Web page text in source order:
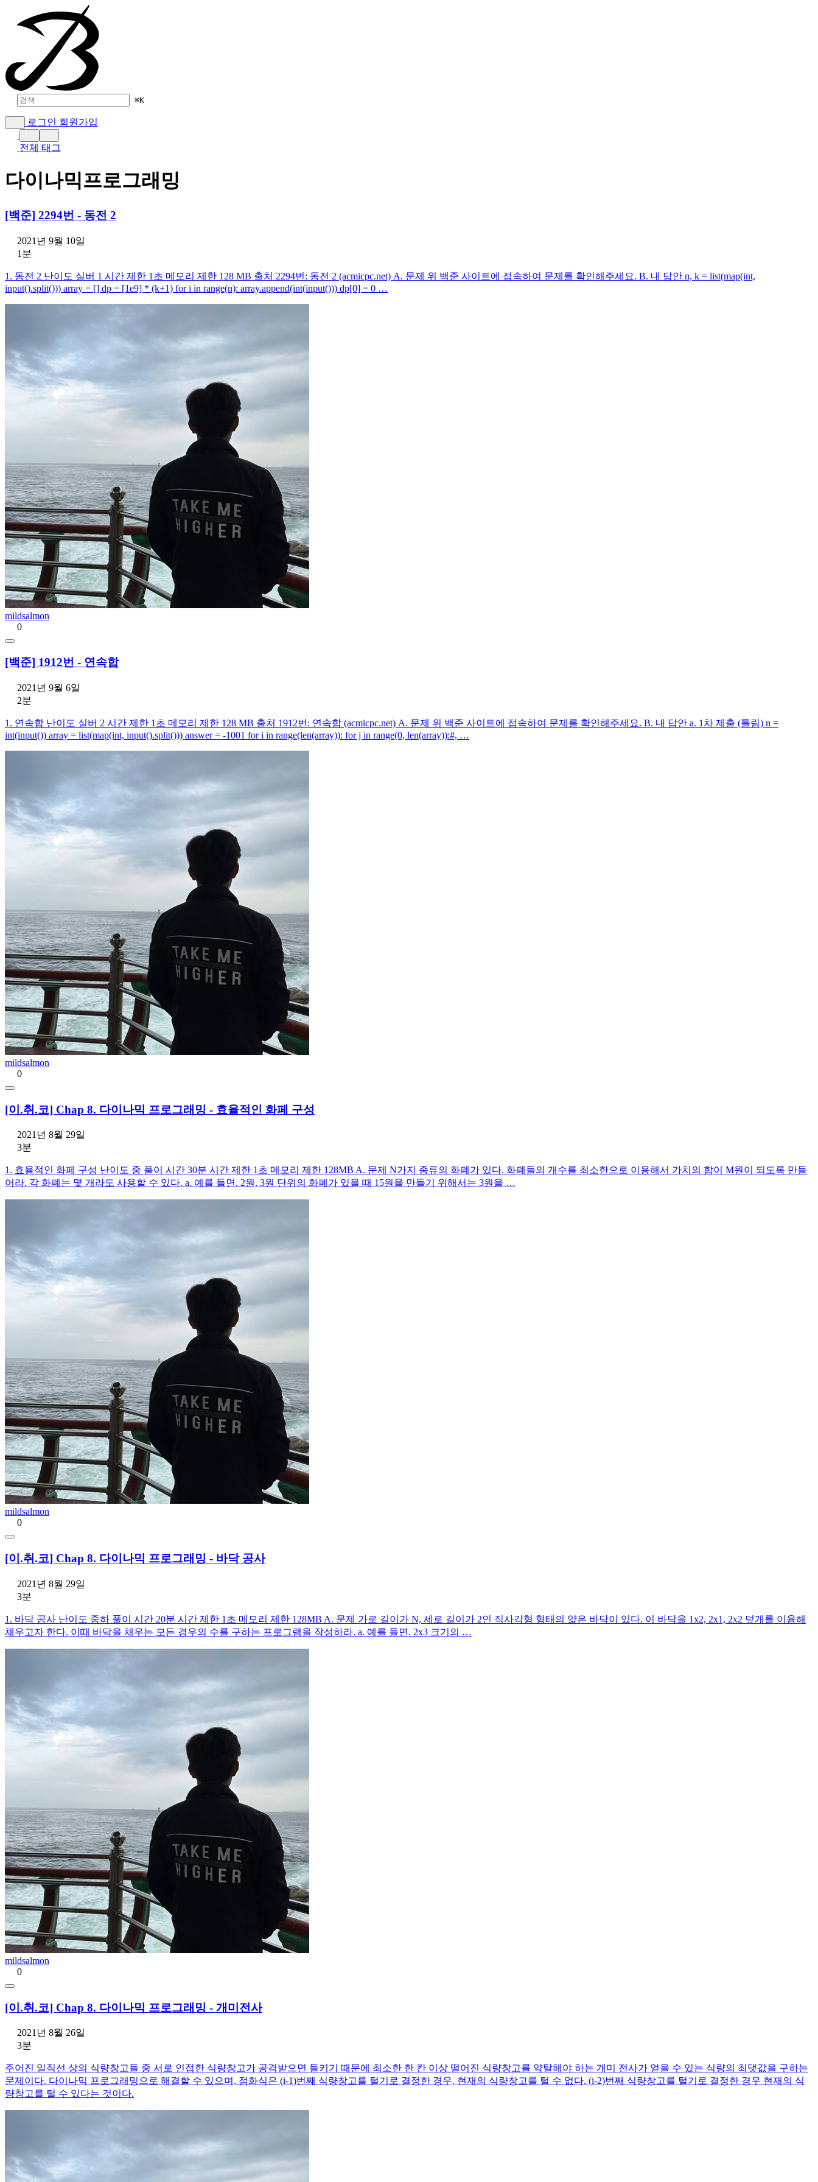
⌘K
로그인 회원가입
전체 태그
다이나믹프로그래밍
[백준] 2294번 - 동전 2
2021년 9월 10일
1분
1. 동전 2 난이도 실버 1 시간 제한 1초 메모리 제한 128 MB 출처 2294번: 동전 2 (acmicpc.net) A. 문제 위 백준 사이트에 접속하여 문제를 확인해주세요. B. 내 답안 n, k = list(map(int,
input().split())) array = [] dp = [1e9] * (k+1) for i in range(n): array.append(int(input())) dp[0] = 0 …
mildsalmon
0
[백준] 1912번 - 연속합
2021년 9월 6일
2분
1. 연속합 난이도 실버 2 시간 제한 1초 메모리 제한 128 MB 출처 1912번: 연속합 (acmicpc.net) A. 문제 위 백준 사이트에 접속하여 문제를 확인해주세요. B. 내 답안 a. 1차 제출 (틀림) n =
int(input()) array = list(map(int, input().split())) answer = -1001 for i in range(len(array)): for j in range(0, len(array)):#, …
mildsalmon
0
[이.취.코] Chap 8. 다이나믹 프로그래밍 - 효율적인 화페 구성
2021년 8월 29일
3분
1. 효율적인 화페 구성 난이도 중 풀이 시간 30분 시간 제한 1초 메모리 제한 128MB A. 문제 N가지 종류의 화폐가 있다. 화폐들의 개수를 최소한으로 이용해서 가치의 합이 M원이 되도록 만들
어라. 각 화폐는 몇 개라도 사용할 수 있다. a. 예를 들면. 2원, 3원 단위의 화폐가 있을 때 15원을 만들기 위해서는 3원을 …
mildsalmon
0
[이.취.코] Chap 8. 다이나믹 프로그래밍 - 바닥 공사
2021년 8월 29일
3분
1. 바닥 공사 난이도 중하 풀이 시간 20분 시간 제한 1초 메모리 제한 128MB A. 문제 가로 길이가 N, 세로 길이가 2인 직사각형 형태의 얇은 바닥이 있다. 이 바닥을 1x2, 2x1, 2x2 덮개를 이용해
채우고자 한다. 이때 바닥을 채우는 모든 경우의 수를 구하는 프로그램을 작성하라. a. 예를 들면. 2x3 크기의 …
mildsalmon
0
[이.취.코] Chap 8. 다이나믹 프로그래밍 - 개미전사
2021년 8월 26일
3분
주어진 일직선 상의 식량창고들 중 서로 인접한 식량창고가 공격받으면 들키기 때문에 최소한 한 칸 이상 떨어진 식량창고를 약탈해야 하는 개미 전사가 얻을 수 있는 식량의 최댓값을 구하는
문제이다. 다이나믹 프로그래밍으로 해결할 수 있으며, 점화식은 (i-1)번째 식량창고를 털기로 결정한 경우, 현재의 식량창고를 털 수 없다. (i-2)번째 식량창고를 털기로 결정한 경우 현재의 식
량창고를 털 수 있다는 것이다.